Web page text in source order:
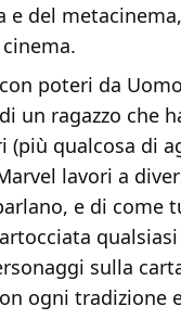
del
poteri da
un ragazzo che
(più qualcosa di
lavori a
e di come
sulla
ogni tradizione